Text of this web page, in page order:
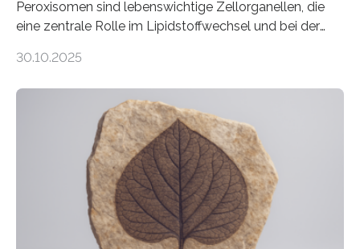
Peroxisomen sind lebenswichtige Zellorganellen, die
eine zentrale Rolle im Lipidstoffwechsel und bei der
erfüllen können, müssen zahlreiche Enzyme präzise in
der Ruhr-Universität Bochum um Prof. Dr. Ralf Erdmann
und Dr. Ismaila Francis Yusuf hat nun einen bislang
unbekannten Qualitätskontrollmechanismus des
peroxisomalen Proteintransports in der Bäckerhefe
Saccharomyces cerevisiae entdeckt, der für die
Funktionsfähigkeit der Organellen entscheidend ist. Die
Studie wurde am 28. Oktober 2025 in der
Fachzeitschrift…
30.10.2025